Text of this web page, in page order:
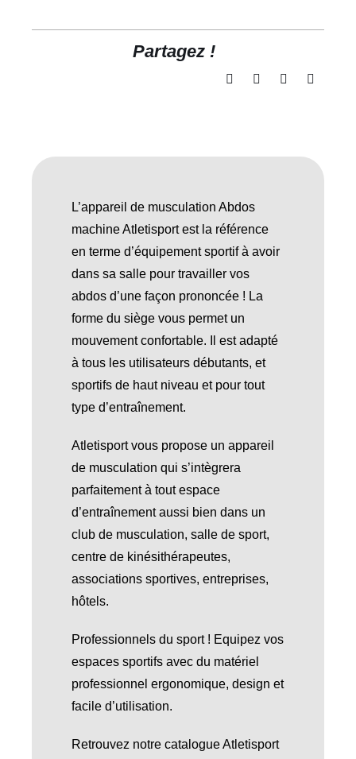
Partagez !
L’appareil de musculation Abdos
machine Atletisport est la référence
en terme d’équipement sportif à avoir
dans sa salle pour travailler vos
abdos d’une façon prononcée ! La
forme du siège vous permet un
mouvement confortable. Il est adapté
à tous les utilisateurs débutants, et
sportifs de haut niveau et pour tout
type d’entraînement.
Atletisport vous propose un appareil
de musculation qui s’intègrera
parfaitement à tout espace
d’entraînement aussi bien dans un
club de musculation, salle de sport,
centre de kinésithérapeutes,
associations sportives, entreprises,
hôtels.
Professionnels du sport ! Equipez vos
espaces sportifs avec du matériel
professionnel ergonomique, design et
facile d’utilisation.
Retrouvez notre catalogue Atletisport